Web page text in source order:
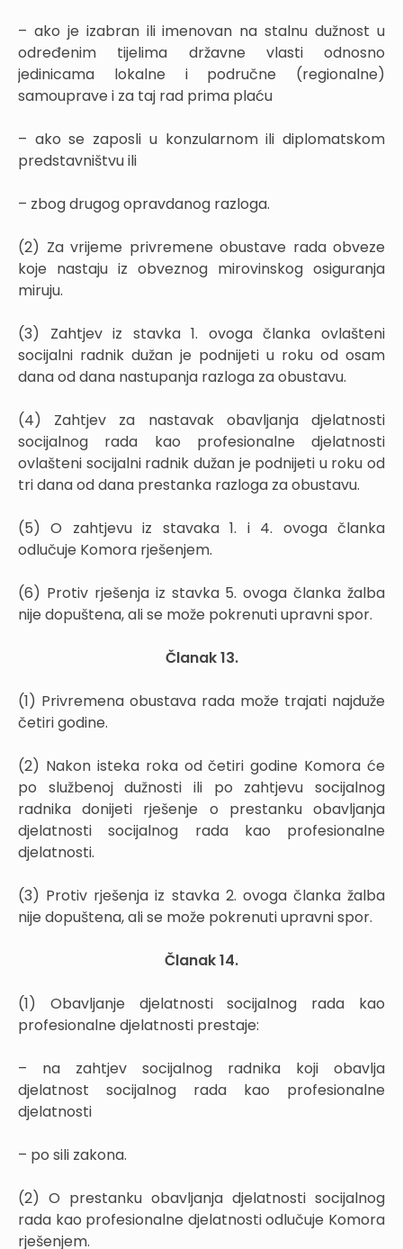
– ako je izabran ili imenovan na stalnu dužnost u
određenim tijelima državne vlasti odnosno
jedinicama lokalne i područne (regionalne)
samouprave i za taj rad prima plaću
– ako se zaposli u konzularnom ili diplomatskom
predstavništvu ili
– zbog drugog opravdanog razloga.
(2) Za vrijeme privremene obustave rada obveze
koje nastaju iz obveznog mirovinskog osiguranja
miruju.
(3) Zahtjev iz stavka 1. ovoga članka ovlašteni
socijalni radnik dužan je podnijeti u roku od osam
dana od dana nastupanja razloga za obustavu.
(4) Zahtjev za nastavak obavljanja djelatnosti
socijalnog rada kao profesionalne djelatnosti
ovlašteni socijalni radnik dužan je podnijeti u roku od
tri dana od dana prestanka razloga za obustavu.
(5) O zahtjevu iz stavaka 1. i 4. ovoga članka
odlučuje Komora rješenjem.
(6) Protiv rješenja iz stavka 5. ovoga članka žalba
nije dopuštena, ali se može pokrenuti upravni spor.
Članak 13.
(1) Privremena obustava rada može trajati najduže
četiri godine.
(2) Nakon isteka roka od četiri godine Komora će
po službenoj dužnosti ili po zahtjevu socijalnog
radnika donijeti rješenje o prestanku obavljanja
djelatnosti socijalnog rada kao profesionalne
djelatnosti.
(3) Protiv rješenja iz stavka 2. ovoga članka žalba
nije dopuštena, ali se može pokrenuti upravni spor.
Članak 14.
(1) Obavljanje djelatnosti socijalnog rada kao
profesionalne djelatnosti prestaje:
– na zahtjev socijalnog radnika koji obavlja
djelatnost socijalnog rada kao profesionalne
djelatnosti
– po sili zakona.
(2) O prestanku obavljanja djelatnosti socijalnog
rada kao profesionalne djelatnosti odlučuje Komora
rješenjem.